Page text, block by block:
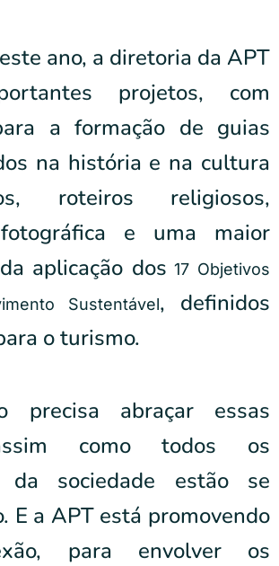
ano, a diretoria da APT
projetos, com
a formação de guias
na história e na cultura
roteiros religiosos,
e uma maior
aplicação dos 17 Objetivos
Sustentável, definidos
o turismo.
precisa abraçar essas
como todos os
da sociedade estão se
E a APT está promovendo
para envolver os